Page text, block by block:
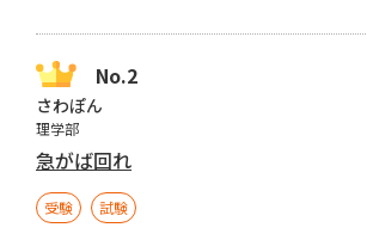
さわぽん
理学部
急がば回れ
受験 試験